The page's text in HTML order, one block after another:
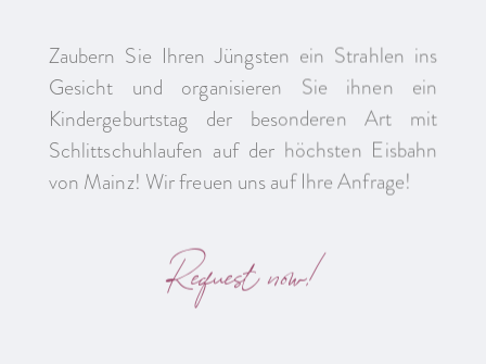
Zaubern Sie Ihren Jüngsten ein Strahlen ins
Gesicht und organisieren Sie ihnen ein
Kindergeburtstag der besonderen Art mit
Schlittschuhlaufen auf der höchsten Eisbahn
von Mainz! Wir freuen uns auf Ihre Anfrage!
Request now!